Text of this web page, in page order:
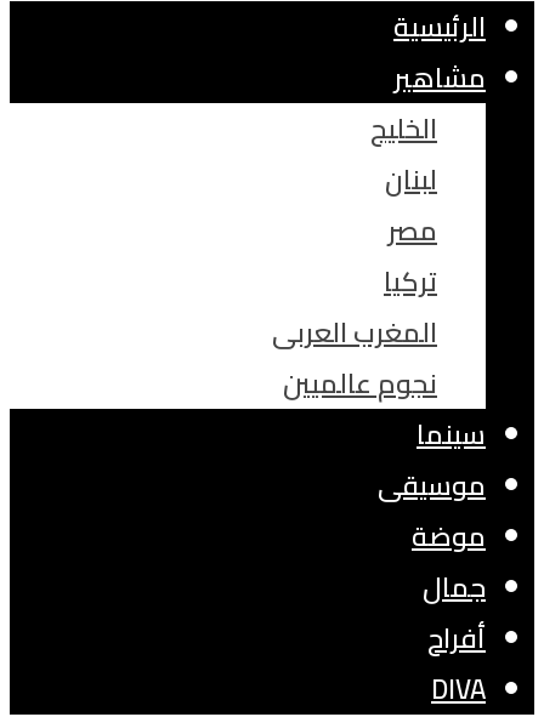
الرئيسية
مشاهير
الخليج
لبنان
مصر
تركيا
المغرب العربى
نجوم عالميين
سينما
موسيقى
موضة
جمال
أفراح
DIVA